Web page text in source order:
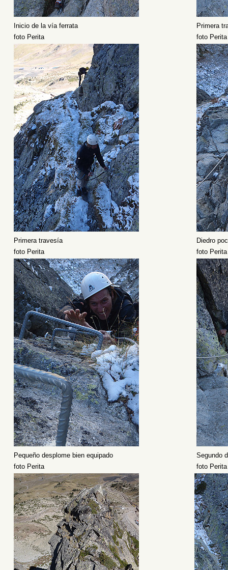
Inicio de la vía ferrata
Primera
foto Perita
foto Perita
Primera travesía
Diedro
foto Perita
foto Perita
Pequeño desplome bien equipado
Segundo
foto Perita
foto Perita